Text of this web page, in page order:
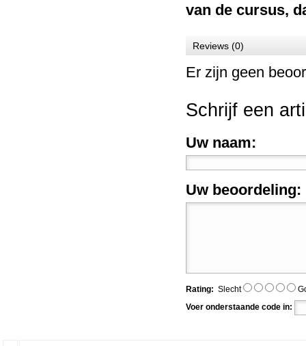
van de cursus,
Reviews (0)
Er zijn geen
Schrijf een
Uw naam:
Uw beoordeling:
Rating: Slecht
Voer onderstaande code in: